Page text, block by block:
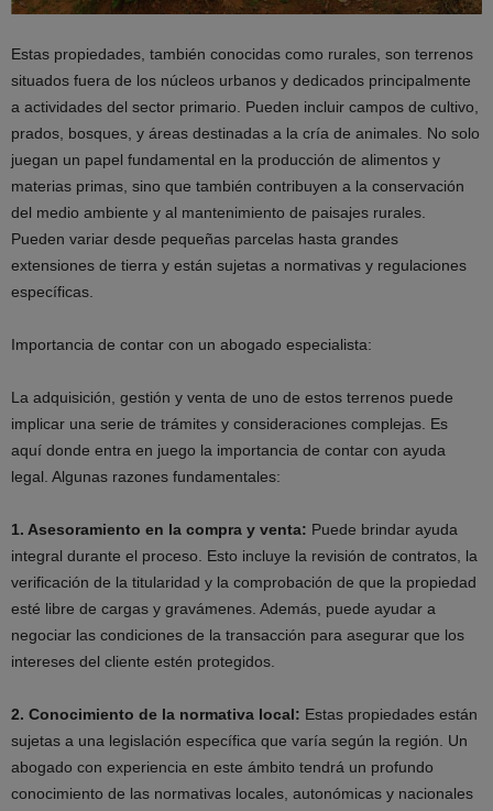
Estas propiedades, también conocidas como rurales, son terrenos
situados fuera de los núcleos urbanos y dedicados principalmente
a actividades del sector primario. Pueden incluir campos de cultivo,
prados, bosques, y áreas destinadas a la cría de animales. No solo
juegan un papel fundamental en la producción de alimentos y
materias primas, sino que también contribuyen a la conservación
del medio ambiente y al mantenimiento de paisajes rurales.
Pueden variar desde pequeñas parcelas hasta grandes
extensiones de tierra y están sujetas a normativas y regulaciones
específicas.
Importancia de contar con un abogado especialista:
La adquisición, gestión y venta de uno de estos terrenos puede
implicar una serie de trámites y consideraciones complejas. Es
aquí donde entra en juego la importancia de contar con ayuda
legal. Algunas razones fundamentales:
1. Asesoramiento en la compra y venta: Puede brindar ayuda
integral durante el proceso. Esto incluye la revisión de contratos, la
verificación de la titularidad y la comprobación de que la propiedad
esté libre de cargas y gravámenes. Además, puede ayudar a
negociar las condiciones de la transacción para asegurar que los
intereses del cliente estén protegidos.
2. Conocimiento de la normativa local: Estas propiedades están
sujetas a una legislación específica que varía según la región. Un
abogado con experiencia en este ámbito tendrá un profundo
conocimiento de las normativas locales, autonómicas y nacionales